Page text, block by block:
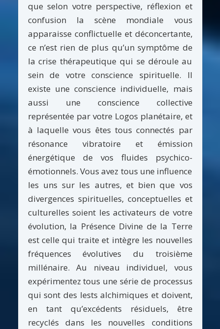
que selon votre perspective, réflexion et
confusion la scène mondiale vous
apparaisse conflictuelle et déconcertante,
ce n’est rien de plus qu’un symptôme de
la crise thérapeutique qui se déroule au
sein de votre conscience spirituelle. Il
existe une conscience individuelle, mais
aussi une conscience collective
représentée par votre Logos planétaire, et
à laquelle vous êtes tous connectés par
résonance vibratoire et émission
énergétique de vos fluides psychico-
émotionnels. Vous avez tous une influence
les uns sur les autres, et bien que vos
divergences spirituelles, conceptuelles et
culturelles soient les activateurs de votre
évolution, la Présence Divine de la Terre
est celle qui traite et intègre les nouvelles
fréquences évolutives du troisième
millénaire. Au niveau individuel, vous
expérimentez tous une série de processus
qui sont des lests alchimiques et doivent,
en tant qu’excédents résiduels, être
recyclés dans les nouvelles conditions